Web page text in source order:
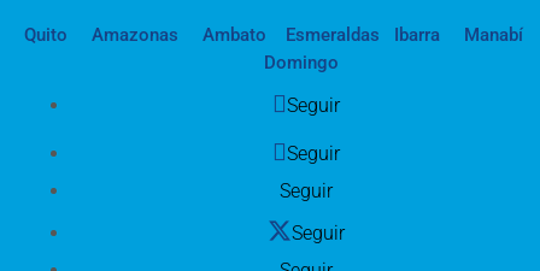
Quito Amazonas Ambato Esmeraldas Ibarra
Manabí
Domingo
Seguir
Seguir
Seguir
Seguir